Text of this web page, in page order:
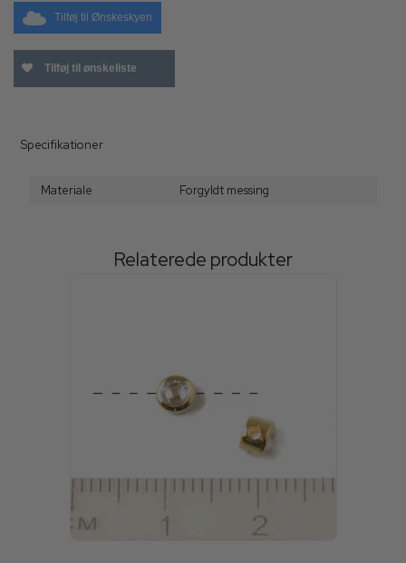
Tilføj til Ønskeskyen
Tilføj til ønskeliste
Specifikationer
Materiale Forgyldt messing
Relaterede produkter